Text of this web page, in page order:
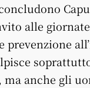
alle
prevenzione
ma anche gli